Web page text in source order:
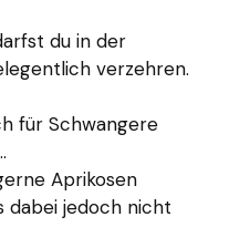
du in der
verzehren.
für Schwangere
Aprikosen
dabei jedoch nicht